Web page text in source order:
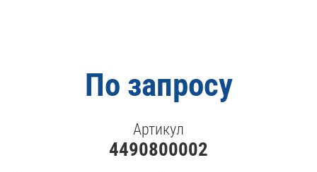
По запросу
Артикул
4490800002